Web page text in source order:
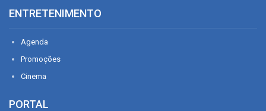
ENTRETENIMENTO
Agenda
Promoções
Cinema
PORTAL